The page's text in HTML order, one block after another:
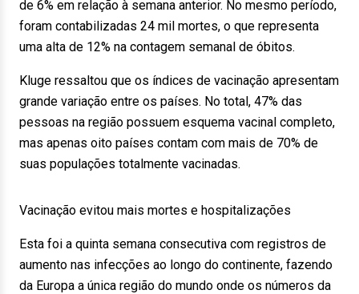
de 6% em relação à semana anterior. No mesmo período,
foram contabilizadas 24 mil mortes, o que representa
uma alta de 12% na contagem semanal de óbitos.
Kluge ressaltou que os índices de vacinação apresentam
grande variação entre os países. No total, 47% das
pessoas na região possuem esquema vacinal completo,
mas apenas oito países contam com mais de 70% de
suas populações totalmente vacinadas.
Vacinação evitou mais mortes e hospitalizações
Esta foi a quinta semana consecutiva com registros de
aumento nas infecções ao longo do continente, fazendo
da Europa a única região do mundo onde os números da